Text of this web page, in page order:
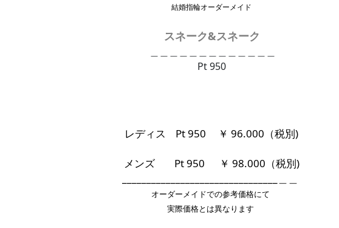
結婚指輪オーダーメイド
スネーク&スネーク
Pt 950
レディス Pt 950 ￥ 96.000（税別)
メンズ Pt 950 ￥ 98.000（税別)
オーダーメイドでの参考価格にて
実際価格とは異なります